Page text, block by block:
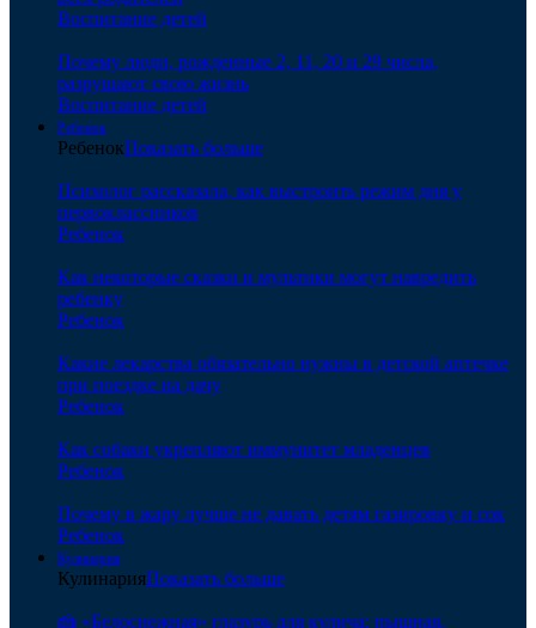
Воспитание детей
Почему люди, рожденные 2, 11, 20 и 29 числа,
разрушают свою жизнь
Воспитание детей
Ребенок
РебенокПоказать больше
Психолог рассказала, как выстроить режим дня у
первоклассников
Ребенок
Как некоторые сказки и мультики могут навредить
ребенку
Ребенок
Какие лекарства обязательно нужны в детской аптечке
при поездке на дачу
Ребенок
Как собаки укрепляют иммунитет младенцев
Ребенок
Почему в жару лучше не давать детям газировку и сок
Ребенок
Кулинария
КулинарияПоказать больше
🍰 «Белоснежная» глазурь для кулича: пышная,